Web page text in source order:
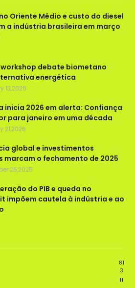
Oriente Médio e custo do diesel
a indústria brasileira em março
workshop debate biometano
energética
13,2026
inicia 2026 em alerta: Confiança
para janeiro em uma década
21,2026
global e investimentos
marcam o fechamento de 2025
26,2025
do PIB e queda no
impõem cautela à indústria e ao
81
3
11